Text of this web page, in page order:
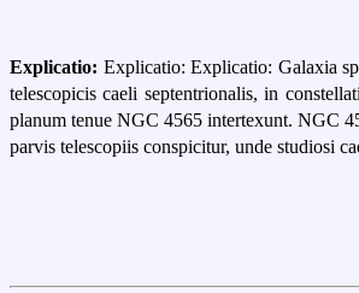
Explicatio: Explicatio: Explicatio: Galaxia
telescopicis caeli septentrionalis, in
planum tenue NGC 4565 intertexunt. NGC
parvis telescopiis conspicitur, unde studiosi